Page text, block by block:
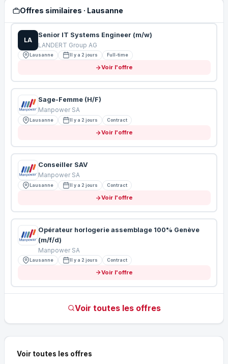
Offres similaires · Lausanne
LA
Senior IT Systems Engineer (m/w)
LANDERT Group AG
Lausanne Il y a 2 jours Full-time
Voir l'offre
Sage-Femme (H/F)
Manpower SA
Lausanne Il y a 2 jours Contract
Voir l'offre
Conseiller SAV
Manpower SA
Lausanne Il y a 2 jours Contract
Voir l'offre
Opérateur horlogerie assemblage 100% Genève
(m/f/d)
Manpower SA
Lausanne Il y a 2 jours Contract
Voir l'offre
Voir toutes les offres
Voir toutes les offres